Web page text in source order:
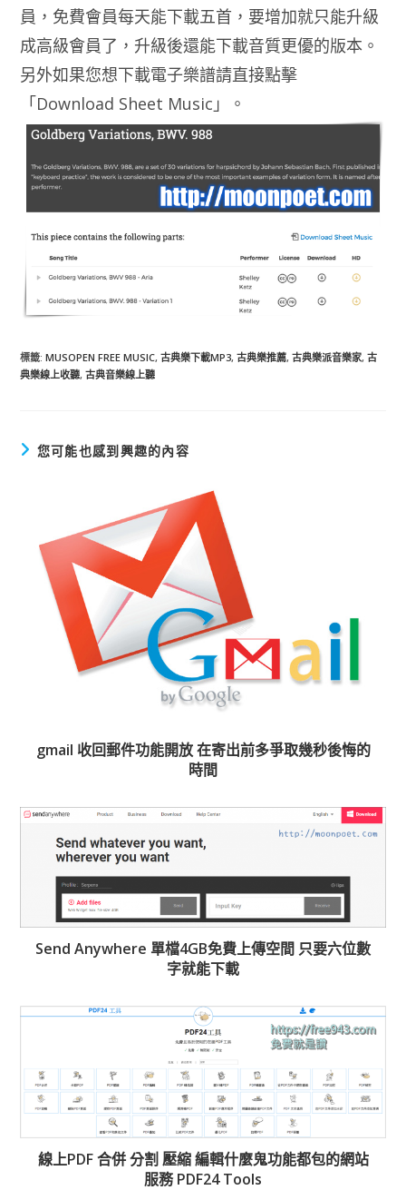
員，免費會員每天能下載五首，要增加就只能升級
成高級會員了，升級後還能下載音質更優的版本。
另外如果您想下載電子樂譜請直接點擊
「Download Sheet Music」。
標籤:MUSOPEN FREE MUSIC, 古典樂下載MP3, 古典樂推薦, 古典樂派音樂家, 古
典樂線上收聽, 古典音樂線上聽
您可能也感到興趣的內容
gmail 收回郵件功能開放 在寄出前多爭取幾秒後悔的
時間
Send Anywhere 單檔4GB免費上傳空間 只要六位數
字就能下載
線上PDF 合併 分割 壓縮 編輯什麼鬼功能都包的網站
服務 PDF24 Tools